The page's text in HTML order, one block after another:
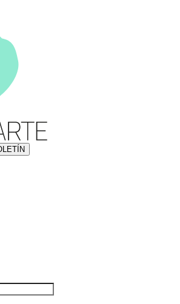
NUESTRO BOLETÍN